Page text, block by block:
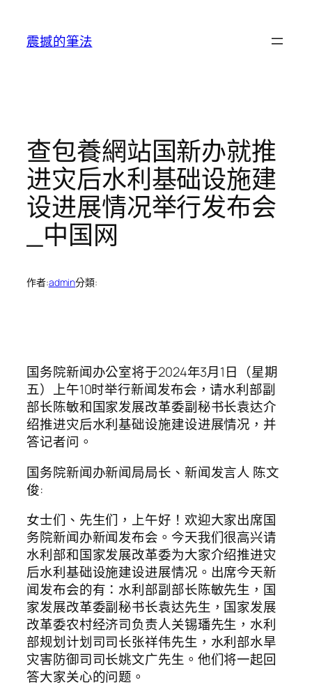
震撼的筆法
查包養網站国新办就推
进灾后水利基础设施建
设进展情况举行发布会
_中国网
作者:admin分類:
国务院新闻办公室将于2024年3月1日（星期
五）上午10时举行新闻发布会，请水利部副
部长陈敏和国家发展改革委副秘书长袁达介
绍推进灾后水利基础设施建设进展情况，并
答记者问。
国务院新闻办新闻局局长、新闻发言人 陈文
俊:
女士们、先生们，上午好！欢迎大家出席国
务院新闻办新闻发布会。今天我们很高兴请
水利部和国家发展改革委为大家介绍推进灾
后水利基础设施建设进展情况。出席今天新
闻发布会的有：水利部副部长陈敏先生，国
家发展改革委副秘书长袁达先生，国家发展
改革委农村经济司负责人关锡璠先生，水利
部规划计划司司长张祥伟先生，水利部水旱
灾害防御司司长姚文广先生。他们将一起回
答大家关心的问题。